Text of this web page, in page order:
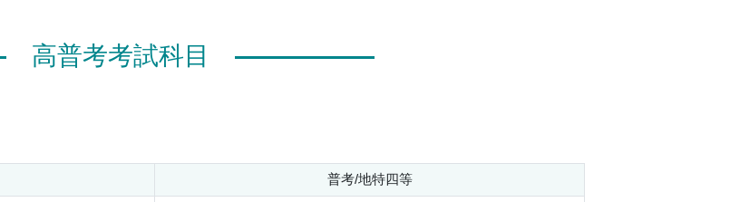
高普考考試科目
普考/地特四等